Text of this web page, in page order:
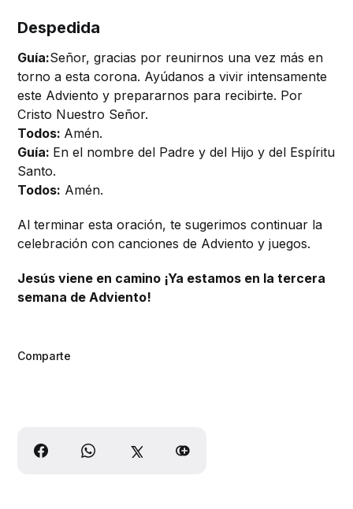
Despedida
Guía:Señor, gracias por reunirnos una vez más en
torno a esta corona. Ayúdanos a vivir intensamente
este Adviento y prepararnos para recibirte. Por
Cristo Nuestro Señor.
Todos: Amén.
Guía: En el nombre del Padre y del Hijo y del Espíritu
Santo.
Todos: Amén.
Al terminar esta oración, te sugerimos continuar la
celebración con canciones de Adviento y juegos.
Jesús viene en camino ¡Ya estamos en la tercera
semana de Adviento!
Comparte